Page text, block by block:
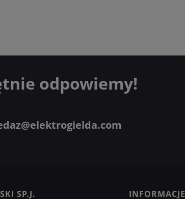
odpowiemy!
SP.J. INFORMACJE